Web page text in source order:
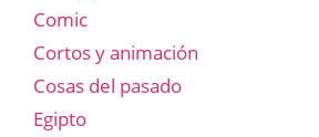
Comic
Cortos y animación
Cosas del pasado
Egipto